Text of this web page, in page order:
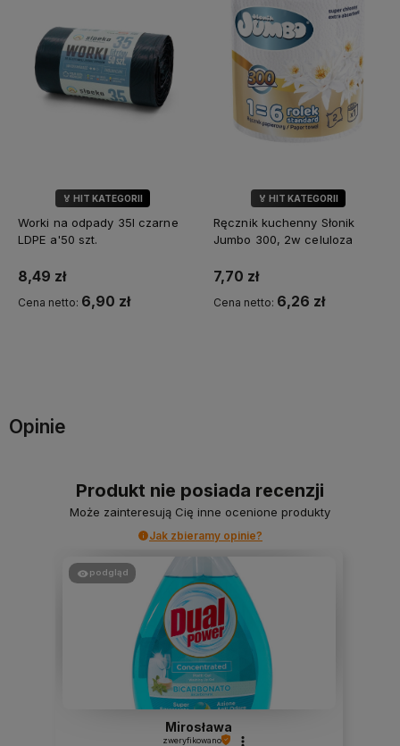
🏅 HIT KATEGORII
Worki na odpady 35l czarne
LDPE a'50 szt.
8,49 zł
Cena netto: 6,90 zł
🏅 HIT KATEGORII
💎 WYBÓR KLIENTÓW
Ręcznik kuchenny Słonik
Jumbo 300, 2w celuloza
7,70 zł
Cena netto: 6,26 zł
Opinie
Produkt nie posiada recenzji
Może zainteresują Cię inne ocenione produkty
Jak zbieramy opinie?
podgląd
Mirosława
zweryfikowano